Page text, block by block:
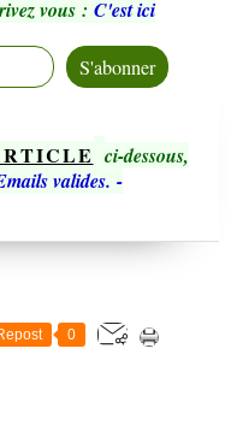
vous : C'est ici
ci-dessous,
valides. -
0